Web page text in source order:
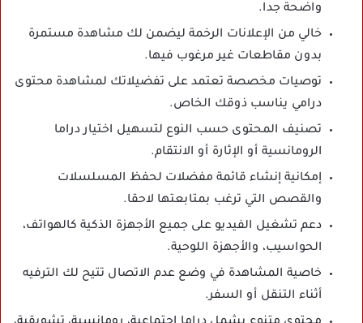
واضحة جدا.
خالي من الإعلانات الرخمة ليضمن لك مشاهدة مستمرة
بدون مقاطعات غير مرغوب فيها.
توصيات مخصصة تعتمد على تفضيلاتك لمشاهدة محتوى
درامي يناسب ذوقك الخاص.
تصنيف المحتوى حسب النوع لتسهيل اختيار دراما
الرومانسية أو الإثارة أو الانتقام.
إمكانية إنشاء قائمة مفضلات لحفظ المسلسلات
والقصص التي ترغب بمتابعتها لاحقا.
دعم تشغيل الفيديو على جميع الأجهزة الذكية كالهواتف،
الحواسيب، والأجهزة اللوحية.
خاصية المشاهدة في وضع عدم الاتصال تتيح لك الترفيه
أثناء التنقل أو السفر.